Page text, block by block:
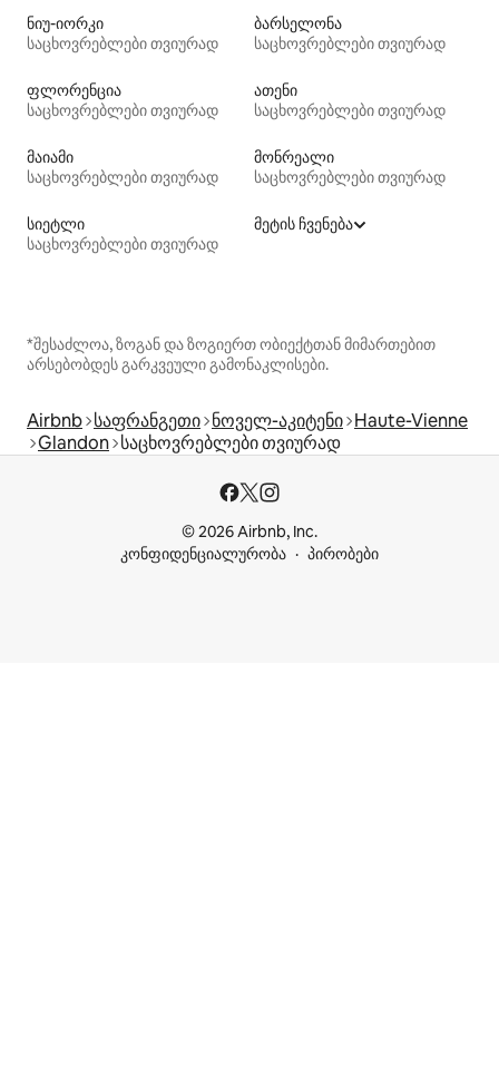
ნიუ-იორკი
საცხოვრებლები თვიურად
ბარსელონა
საცხოვრებლები თვიურად
ფლორენცია
საცხოვრებლები თვიურად
ათენი
საცხოვრებლები თვიურად
მაიამი
საცხოვრებლები თვიურად
მონრეალი
საცხოვრებლები თვიურად
სიეტლი
საცხოვრებლები თვიურად
მეტის ჩვენება
*შესაძლოა, ზოგან და ზოგიერთ ობიექტთან მიმართებით
არსებობდეს გარკვეული გამონაკლისები.
Airbnb საფრანგეთი ნოველ-აკიტენი Haute-Vienne
Glandon საცხოვრებლები თვიურად
© 2026 Airbnb, Inc.
კონფიდენციალურობა
პირობები